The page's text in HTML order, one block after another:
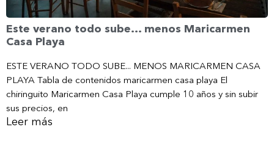
Este verano todo sube… menos Maricarmen
Casa Playa
ESTE VERANO TODO SUBE... MENOS MARICARMEN CASA
PLAYA Tabla de contenidos maricarmen casa playa El
chiringuito Maricarmen Casa Playa cumple 10 años y sin subir
sus precios, en
Leer más